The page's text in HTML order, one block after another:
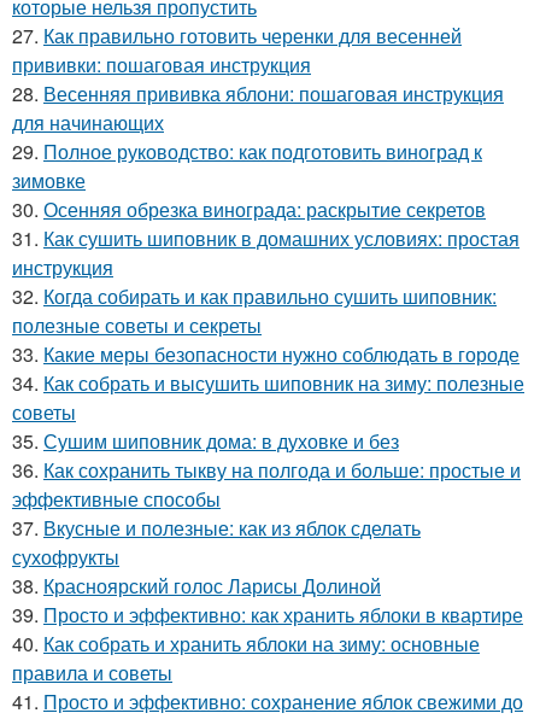
которые нельзя пропустить
27. Как правильно готовить черенки для весенней
прививки: пошаговая инструкция
28. Весенняя прививка яблони: пошаговая инструкция
для начинающих
29. Полное руководство: как подготовить виноград к
зимовке
30. Осенняя обрезка винограда: раскрытие секретов
31. Как сушить шиповник в домашних условиях: простая
инструкция
32. Когда собирать и как правильно сушить шиповник:
полезные советы и секреты
33. Какие меры безопасности нужно соблюдать в городе
34. Как собрать и высушить шиповник на зиму: полезные
советы
35. Сушим шиповник дома: в духовке и без
36. Как сохранить тыкву на полгода и больше: простые и
эффективные способы
37. Вкусные и полезные: как из яблок сделать
сухофрукты
38. Красноярский голос Ларисы Долиной
39. Просто и эффективно: как хранить яблоки в квартире
40. Как собрать и хранить яблоки на зиму: основные
правила и советы
41. Просто и эффективно: сохранение яблок свежими до